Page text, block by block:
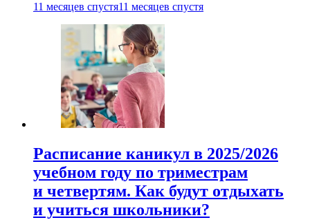
11 месяцев спустя11 месяцев спустя
Расписание каникул в 2025/2026
учебном году по триместрам
и четвертям. Как будут отдыхать
и учиться школьники?